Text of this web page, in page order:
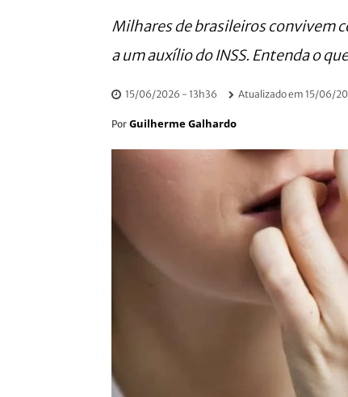
Milhares de brasileiros convivem
a um auxílio do INSS. Entenda o
15/06/2026 - 13h36 Atualizado em 15/06/
Por Guilherme Galhardo